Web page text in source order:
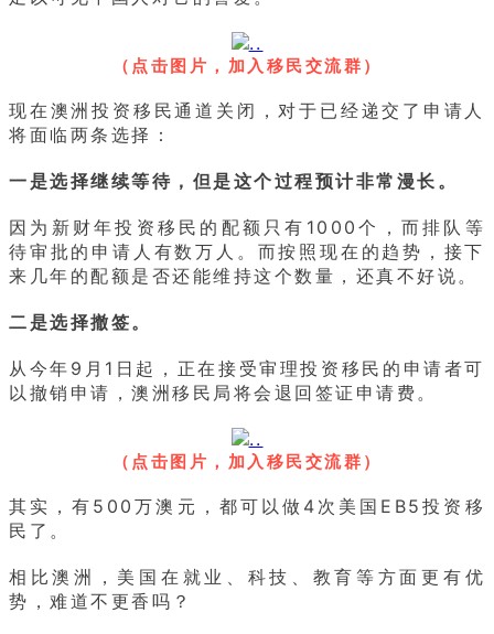
（点击图片，加入移民交流群）
现在澳洲投资移民通道关闭，对于已经递交了申请人
将面临两条选择：
一是选择继续等待，但是这个过程预计非常漫长。
因为新财年投资移民的配额只有1000个，而排队等
待审批的申请人有数万人。而按照现在的趋势，接下
来几年的配额是否还能维持这个数量，还真不好说。
二是选择撤签。
从今年9月1日起，正在接受审理投资移民的申请者可
以撤销申请，澳洲移民局将会退回签证申请费。
（点击图片，加入移民交流群）
其实，有500万澳元，都可以做4次美国EB5投资移
民了。
相比澳洲，美国在就业、科技、教育等方面更有优
势，难道不更香吗？